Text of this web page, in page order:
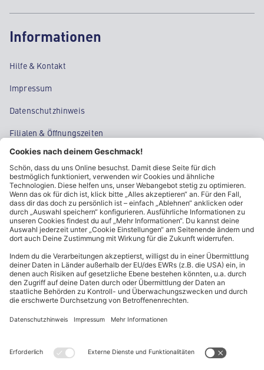
Informationen
Hilfe & Kontakt
Impressum
Datenschutzhinweis
Filialen & Öffnungszeiten
Kontakt
Cookie-Einstellungen
Kundeninformationen
ALDI Nord folgen
* Wir bitten um Beachtung, dass diese Aktionsartikel im